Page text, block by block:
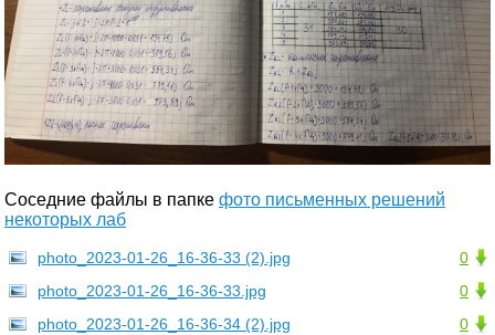
Соседние файлы в папке фото письменных решений
некоторых лаб
0
photo_2023-01-26_16-36-33 (2).jpg
0
photo_2023-01-26_16-36-33.jpg
0
photo_2023-01-26_16-36-34 (2).jpg